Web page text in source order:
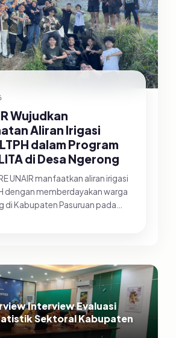
Wujudkan
Aliran Irigasi
dalam Program
di Desa Ngerong
UNAIR manfaatkan aliran irigasi
dengan memberdayakan warga
di Kabupaten Pasuruan pada
Interview Evaluasi
Sektoral Kabupaten